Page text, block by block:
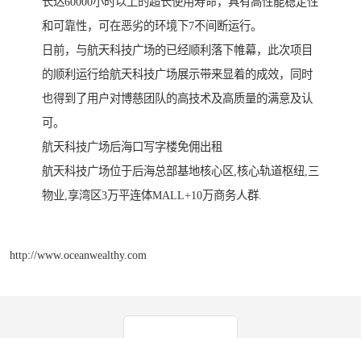
和可靠性，可在恶劣的环境下7不间断运行。
日前，与航天科技广场的已经顺利落下帷幕，此次项目
的顺利运行给航天科技广场展示带来显着的成效，同时
也得到了用户对博慈团队的高技术及高质量的满意及认
可。
航天科技广场后海口写字楼免佣出租
航天科技广场位于后海总部基地核心区,核心轨道枢纽,三
物业,享湾区3万平连体MALL+10万商务人群.
http://www.oceanwealthy.com